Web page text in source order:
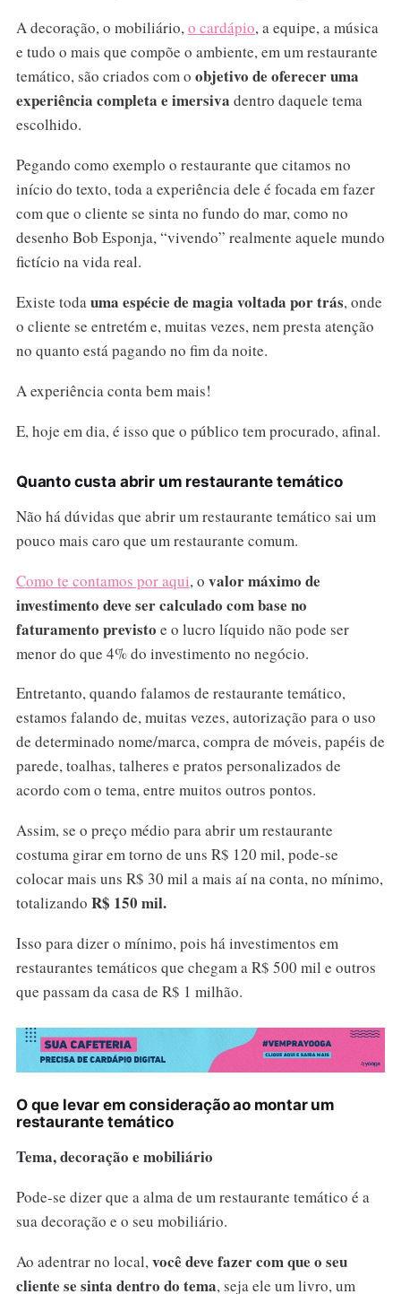
A decoração, o mobiliário,o cardápio, a equipe, a música
e tudo o mais que compõe o ambiente, em um restaurante
temático, são criados com o objetivo de oferecer uma
experiência completa e imersiva dentro daquele tema
escolhido.
Pegando como exemplo o restaurante que citamos no
início do texto, toda a experiência dele é focada em fazer
com que o cliente se sinta no fundo do mar, como no
desenho Bob Esponja, “vivendo” realmente aquele mundo
fictício na vida real.
Existe todauma espécie de magia voltada por trás, onde
o cliente se entretém e, muitas vezes, nem presta atenção
no quanto está pagando no fim da noite.
A experiência conta bem mais!
E, hoje em dia, é isso que o público tem procurado, afinal.
Quanto custa abrir um restaurante temático
Não há dúvidas que abrir um restaurante temático sai um
pouco mais caro que um restaurante comum.
Como te contamos por aqui, o valor máximo de
investimento deve ser calculado com base no
faturamento previsto e o lucro líquido não pode ser
menor do que 4% do investimento no negócio.
Entretanto, quando falamos de restaurante temático,
estamos falando de, muitas vezes, autorização para o uso
de determinado nome/marca, compra de móveis, papéis de
parede, toalhas, talheres e pratos personalizados de
acordo com o tema, entre muitos outros pontos.
Assim, se o preço médio para abrir um restaurante
costuma girar em torno de uns R$ 120 mil, pode-se
colocar mais uns R$ 30 mil a mais aí na conta, no mínimo,
totalizando R$ 150 mil.
Isso para dizer o mínimo, pois há investimentos em
restaurantes temáticos que chegam a R$ 500 mil e outros
que passam da casa de R$ 1 milhão.
O que levar em consideração ao montar um
restaurante temático
Tema, decoração e mobiliário
Pode-se dizer que a alma de um restaurante temático é a
sua decoração e o seu mobiliário.
Ao adentrar no local,você deve fazer com que o seu
cliente se sinta dentro do tema, seja ele um livro, um